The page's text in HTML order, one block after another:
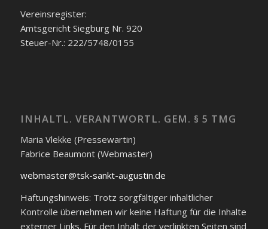
Vereinsregister:
Amtsgericht Siegburg Nr. 920
Steuer-Nr.: 222/5748/0155
INHALTL. VERANTWORTL. GEM. § 5 TMG
Maria Vlekke (Pressewartin)
Fabrice Beaumont (Webmaster)
webmaster@tsk-sankt-augustin.de
Haftungshinweis: Trotz sorgfältiger inhaltlicher
Kontrolle übernehmen wir keine Haftung für die Inhalte
externer Links. Für den Inhalt der verlinkten Seiten sind